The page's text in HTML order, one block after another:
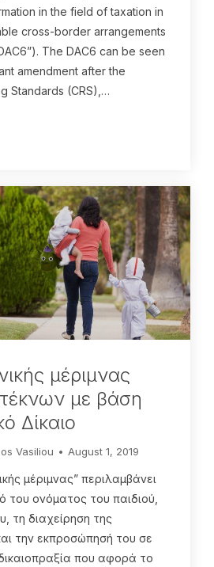
in the field of taxation in
cross-border arrangements
The DAC6 can be seen
amendment after the
Standards (CRS),…
μέριμνας
με βάση
Δίκαιο
Vasiliou August 1, 2019
μέριμνας” περιλαμβάνει
του ονόματος του παιδιού,
τη διαχείρηση της
την εκπροσώπησή του σε
που αφορά το